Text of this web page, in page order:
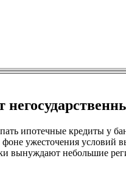
ипотечные кредиты у
ужесточения условий
вынуждают небольшие